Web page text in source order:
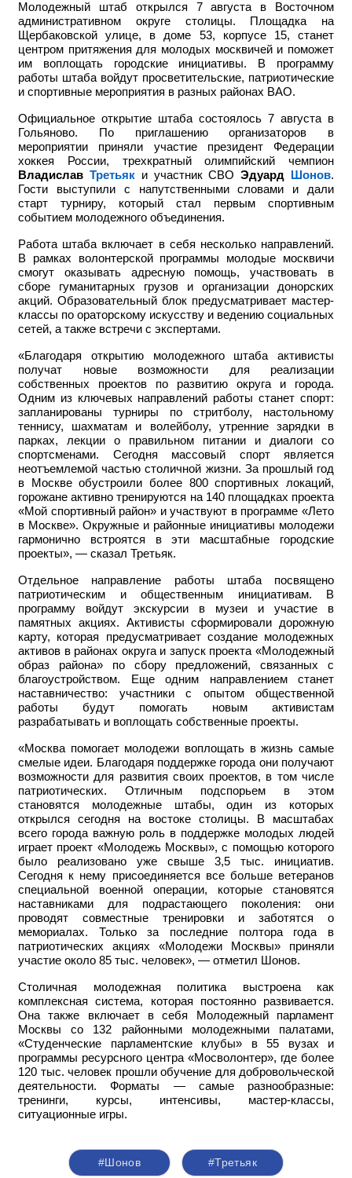
Молодежный штаб открылся 7 августа в Восточном
административном округе столицы. Площадка на
Щербаковской улице, в доме 53, корпусе 15, станет
центром притяжения для молодых москвичей и поможет
им воплощать городские инициативы. В программу
работы штаба войдут просветительские, патриотические
и спортивные мероприятия в разных районах ВАО.
Официальное открытие штаба состоялось 7 августа в
Гольяново. По приглашению организаторов в
мероприятии приняли участие
президент Федерации
хоккея России, трехкратный олимпийский чемпион
Владислав Третьяки участник СВО Эдуард Шонов.
Гости выступили с напутственными словами и дали
старт турниру, который стал первым спортивным
событием молодежного объединения.
Работа штаба включает в себя несколько направлений.
В рамках волонтерской программы молодые москвичи
смогут оказывать адресную помощь, участвовать в
сборе гуманитарных грузов и организации донорских
акций. Образовательный блок предусматривает мастер-
классы по ораторскому искусству и ведению социальных
сетей, а также встречи с экспертами.
«Благодаря открытию молодежного штаба активисты
получат новые возможности для реализации
собственных проектов по развитию округа и города.
Одним из ключевых направлений работы станет спорт:
запланированы турниры по стритболу, настольному
теннису, шахматам и волейболу, утренние зарядки в
парках, лекции о правильном питании и диалоги со
спортсменами. Сегодня массовый спорт является
неотъемлемой частью столичной жизни. За прошлый год
в Москве обустроили более 800 спортивных локаций,
горожане активно тренируются на 140 площадках проекта
«Мой спортивный район» и участвуют в программе «Лето
в Москве». Окружные и районные инициативы молодежи
гармонично встроятся в эти масштабные городские
проекты», — сказал Третьяк.
Отдельное направление работы штаба посвящено
патриотическим и общественным инициативам. В
программу войдут экскурсии в музеи и участие в
памятных акциях. Активисты сформировали дорожную
карту, которая предусматривает создание молодежных
активов в районах округа и запуск проекта «Молодежный
образ района» по сбору предложений, связанных с
благоустройством. Еще одним направлением станет
наставничество: участники с опытом общественной
работы будут помогать новым активистам
разрабатывать и воплощать собственные проекты.
«Москва помогает молодежи воплощать в жизнь самые
смелые идеи. Благодаря поддержке города они получают
возможности для развития своих проектов, в том числе
патриотических. Отличным подспорьем в этом
становятся молодежные штабы, один из которых
открылся сегодня на востоке столицы. В масштабах
всего города важную роль в поддержке молодых людей
играет проект «Молодежь Москвы», с помощью которого
было реализовано уже свыше 3,5 тыс. инициатив.
Сегодня к нему присоединяется все больше ветеранов
специальной военной операции, которые становятся
наставниками для подрастающего поколения: они
проводят совместные тренировки и заботятся о
мемориалах. Только за последние полтора года в
патриотических акциях «Молодежи Москвы» приняли
участие около 85 тыс. человек», — отметил Шонов.
Столичная молодежная политика выстроена как
комплексная система, которая постоянно развивается.
Она также включает в себя Молодежный парламент
Москвы со 132 районными молодежными палатами,
«Студенческие парламентские клубы» в 55 вузах и
программы ресурсного центра «Мосволонтер», где более
120 тыс. человек прошли обучение для добровольческой
деятельности. Форматы — самые разнообразные:
тренинги, курсы, интенсивы, мастер-классы,
ситуационные игры.
#Шонов #Третьяк